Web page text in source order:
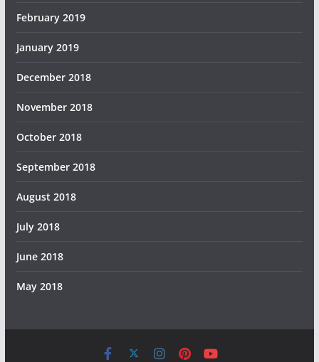
February 2019
January 2019
December 2018
November 2018
October 2018
September 2018
August 2018
July 2018
June 2018
May 2018